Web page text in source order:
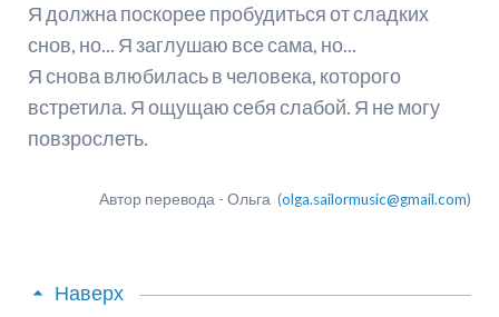
Я должна поскорее пробудиться от сладких
снов, но... Я заглушаю все сама, но...
Я снова влюбилась в человека, которого
встретила. Я ощущаю себя слабой. Я не могу
повзрослеть.
Автор перевода - Ольга (olga.sailormusic@gmail.com)
Наверх